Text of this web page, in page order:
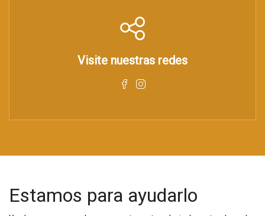
Visite nuestras redes
Estamos para ayudarlo